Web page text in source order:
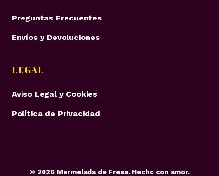
Preguntas Frecuentes
Envíos y Devoluciones
LEGAL
Aviso Legal y Cookies
Política de Privacidad
© 2026 Mermelada de Fresa. Hecho con amor.